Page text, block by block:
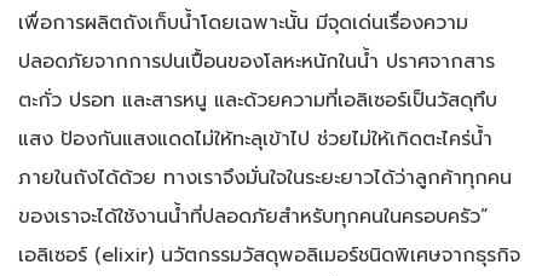
เพื่อการผลิตถังเก็บน้ำโดยเฉพาะนั้น มีจุดเด่นเรื่องความ
ปลอดภัยจากการปนเปื้อนของโลหะหนักในน้ำ ปราศจากสาร
ตะกั่ว ปรอท และสารหนู และด้วยความที่เอลิเซอร์เป็นวัสดุทึบ
แสง ป้องกันแสงแดดไม่ให้ทะลุเข้าไป ช่วยไม่ให้เกิดตะไคร่น้ำ
ภายในถังได้ด้วย ทางเราจึงมั่นใจในระยะยาวได้ว่าลูกค้าทุกคน
ของเราจะได้ใช้งานน้ำที่ปลอดภัยสำหรับทุกคนในครอบครัว”
เอลิเซอร์ (elixir) นวัตกรรมวัสดุพอลิเมอร์ชนิดพิเศษจากธุรกิจ